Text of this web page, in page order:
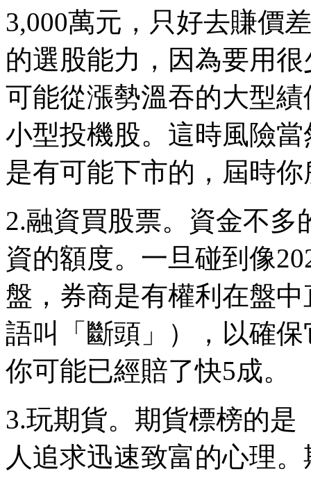
3,000萬元，只好去賺價
的選股能力，因為要用
可能從漲勢溫吞的大型
小型投機股。這時風險
是有可能下市的，屆時
2.融資買股票。資金不
資的額度。一旦碰到像
盤，券商是有權利在盤
語叫「斷頭」），以確
你可能已經賠了快5成。
3.玩期貨。期貨標榜的
人追求迅速致富的心理